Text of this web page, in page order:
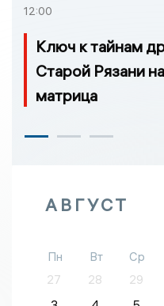
12:00
Ключ к тайнам
Старой Рязани
матрица
АВГУСТ
Пн Вт Ср
27
28 29